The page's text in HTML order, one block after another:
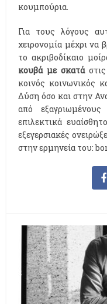
κουμπούρια.
Για τους λόγους
χειρονομία μέχρι να
το ακριβοδίκαιο
κουβά με σκατάστις
κοινός κοινωνικός
Δύση όσο και στην
από
επιλεκτικά
εξεγερσιακές
στην ερμηνεία του: